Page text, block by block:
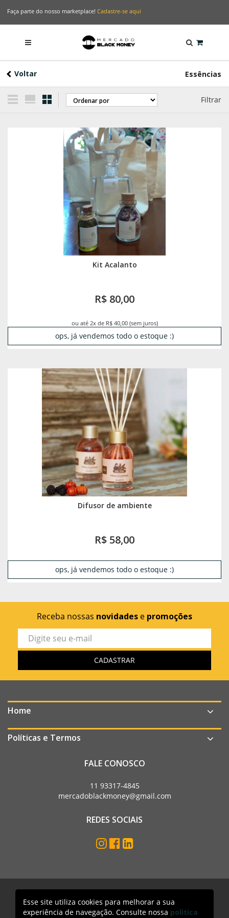
Faça parte do nosso marketplace! Cadastre-se aqui
Voltar Essências
Filtrar
Kit Acalanto
R$ 80,00
ou até 2x de R$ 40,00 (sem juros)
ops, já vendemos todo o estoque :)
Difusor de ambiente
R$ 58,00
ops, já vendemos todo o estoque :)
Receba nossas novidades e promoções
Home
Políticas e Termos
FALE CONOSCO
11 93317-4845
mercadoblackmoney@gmail.com
REDES SOCIAIS
Mercado Black Money. Todos os direitos reservados
Esse site utiliza cookies para melhorar a sua
experiência de navegação. Consulte nossa política